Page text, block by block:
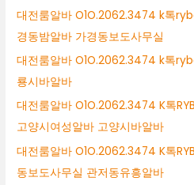
대전룸알바 O1O.2062.3474 k톡
경동밤알바 가경동보도사무실
대전룸알바 O1O.2062.3474 k톡
룡시바알바
대전룸알바 O1O.2062.3474 K톡
고양시여성알바 고양시바알바
대전룸알바 O1O.2062.3474 K톡
동보도사무실 관저동유흥알바